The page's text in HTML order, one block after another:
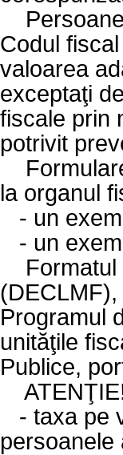
Codul
valoarea
exceptaţi
fiscale prin
potrivit
la organul
- un
- un
Programul
unităţile
Publice,
- taxa pe
persoanele